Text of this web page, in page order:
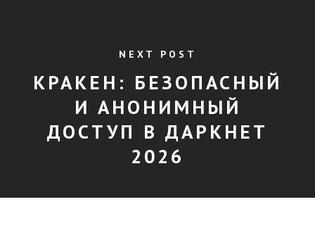
NEXT POST
КРАКЕН: БЕЗОПАСНЫЙ
И АНОНИМНЫЙ
ДОСТУП В ДАРКНЕТ
2026